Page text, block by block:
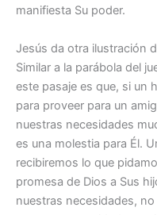
manifiesta Su poder.
Jesús da otra ilustración
Similar a la parábola del
este pasaje es que, si un
para proveer para un
nuestras necesidades
es una molestia para Él.
recibiremos lo que
promesa de Dios a Sus
nuestras necesidades,